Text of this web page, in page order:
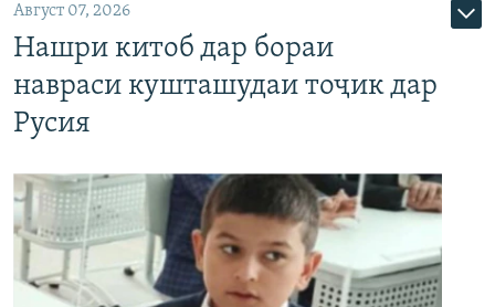
Август 07, 2026
Нашри китоб дар бораи
навраси кушташудаи тоҷик дар
Русия